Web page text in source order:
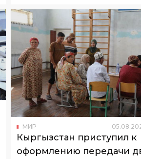
МИР 05.08.
Кыргызстан приступил к
оформлению передачи